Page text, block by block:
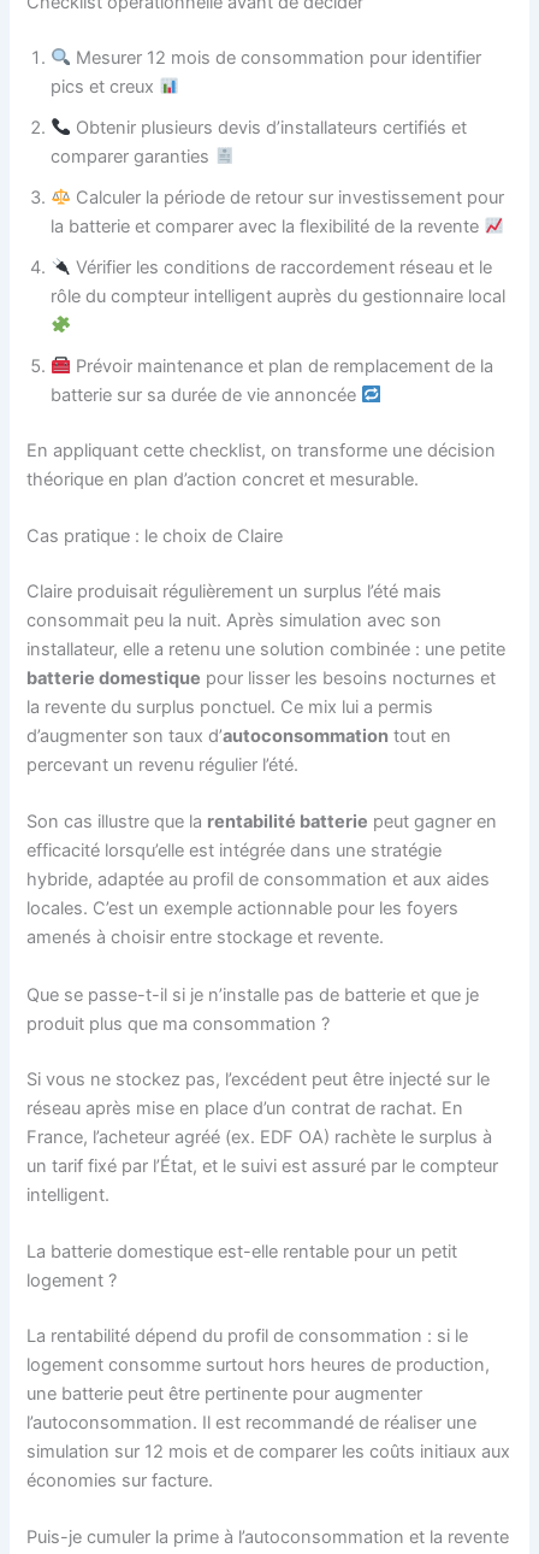
Mesurer 12 mois de consommation pour identifier
pics et creux
Obtenir plusieurs devis d’installateurs certifiés et
comparer garanties
Calculer la période de retour sur investissement pour
la batterie et comparer avec la flexibilité de la revente
Vérifier les conditions de raccordement réseau et le
rôle du compteur intelligent auprès du gestionnaire local
Prévoir maintenance et plan de remplacement de la
batterie sur sa durée de vie annoncée
En appliquant cette checklist, on transforme une décision
théorique en plan d’action concret et mesurable.
Cas pratique : le choix de Claire
Claire produisait régulièrement un surplus l’été mais
consommait peu la nuit. Après simulation avec son
installateur, elle a retenu une solution combinée : une petite
batterie domestique pour lisser les besoins nocturnes et
la revente du surplus ponctuel. Ce mix lui a permis
d’augmenter son taux d’autoconsommation tout en
percevant un revenu régulier l’été.
Son cas illustre que la rentabilité batterie peut gagner en
efficacité lorsqu’elle est intégrée dans une stratégie
hybride, adaptée au profil de consommation et aux aides
locales. C’est un exemple actionnable pour les foyers
amenés à choisir entre stockage et revente.
Que se passe-t-il si je n’installe pas de batterie et que je
produit plus que ma consommation ?
Si vous ne stockez pas, l’excédent peut être injecté sur le
réseau après mise en place d’un contrat de rachat. En
France, l’acheteur agréé (ex. EDF OA) rachète le surplus à
un tarif fixé par l’État, et le suivi est assuré par le compteur
intelligent.
La batterie domestique est-elle rentable pour un petit
logement ?
La rentabilité dépend du profil de consommation : si le
logement consomme surtout hors heures de production,
une batterie peut être pertinente pour augmenter
l’autoconsommation. Il est recommandé de réaliser une
simulation sur 12 mois et de comparer les coûts initiaux aux
économies sur facture.
Puis-je cumuler la prime à l’autoconsommation et la revente